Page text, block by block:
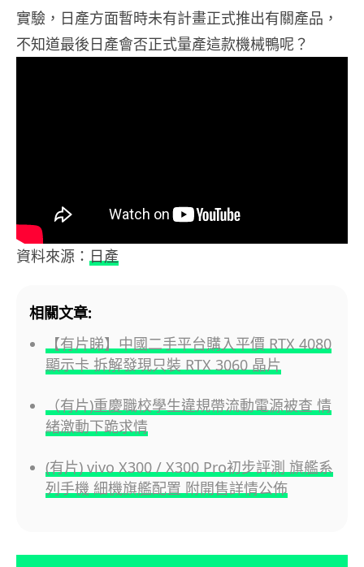
實驗，日產方面暫時未有計畫正式推出有關產品，
不知道最後日產會否正式量產這款機械鴨呢？
資料來源： 日產
相關文章:
【有片睇】中國二手平台購入平價 RTX 4080
顯示卡 拆解發現只裝 RTX 3060 晶片
（有片)重慶職校學生違規帶流動電源被查 情
緒激動下跪求情
(有片) vivo X300 / X300 Pro初步評測 旗艦系
列手機 細機旗艦配置 附開售詳情公佈